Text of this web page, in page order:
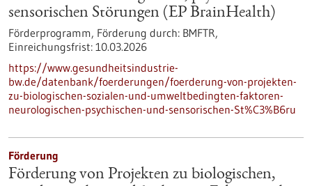
sensorischen Störungen (EP BrainHealth)
Förderprogramm, Förderung durch: BMFTR,
Einreichungsfrist: 10.03.2026
https://www.gesundheitsindustrie-
bw.de/datenbank/foerderungen/foerderung-von-projekten-
zu-biologischen-sozialen-und-umweltbedingten-faktoren-
neurologischen-psychischen-und-sensorischen-St%C3%B6ru
Förderung
Förderung von Projekten zu biologischen,